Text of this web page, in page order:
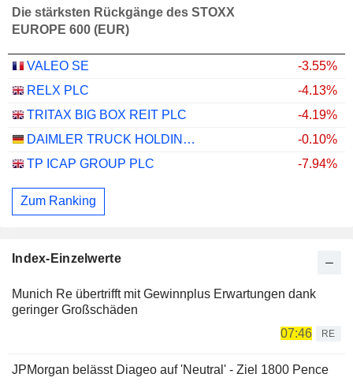
Index-Einzelwerte
Munich Re übertrifft mit Gewinnplus Erwartungen dank
geringer Großschäden
07:46
RE
JPMorgan belässt Diageo auf 'Neutral' - Ziel 1800 Pence
Die stärksten Rückgänge des STOXX
EUROPE 600 (EUR)
VALEO SE
-3.55%
RELX PLC
-4.13%
TRITAX BIG BOX REIT PLC
-4.19%
DAIMLER TRUCK HOLDING AG
-0.10%
TP ICAP GROUP PLC
-7.94%
Zum Ranking